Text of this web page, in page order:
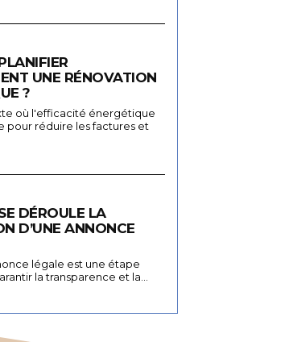
UNE RÉNOVATION
?
où l'efficacité énergétique
pour réduire les factures et
DÉROULE LA
D’UNE ANNONCE
légale est une étape
la transparence et la...